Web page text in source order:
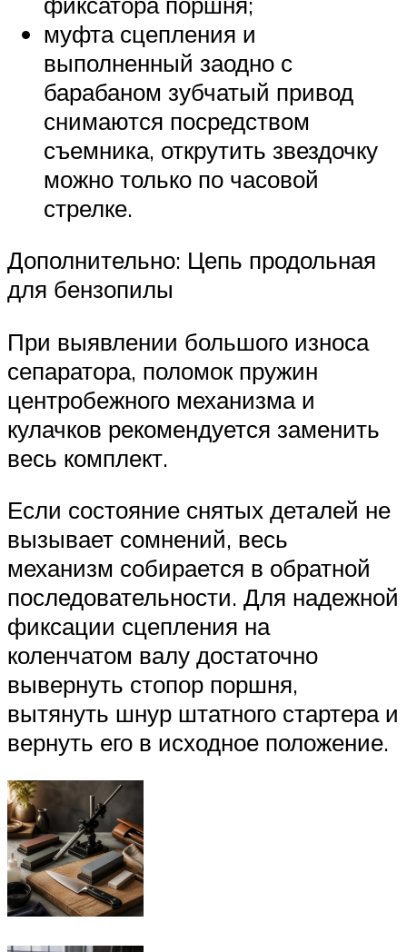
муфта сцепления и
выполненный заодно с
барабаном зубчатый привод
снимаются посредством
съемника, открутить звездочку
можно только по часовой
стрелке.
Дополнительно: Цепь продольная
для бензопилы
При выявлении большого износа
сепаратора, поломок пружин
центробежного механизма и
кулачков рекомендуется заменить
весь комплект.
Если состояние снятых деталей не
вызывает сомнений, весь
механизм собирается в обратной
последовательности. Для надежной
фиксации сцепления на
коленчатом валу достаточно
вывернуть стопор поршня,
вытянуть шнур штатного стартера и
вернуть его в исходное положение.